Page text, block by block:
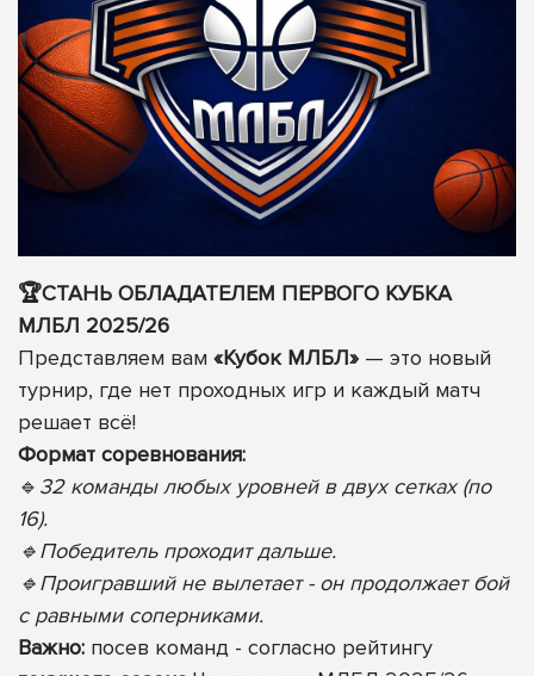
🏆СТАНЬ ОБЛАДАТЕЛЕМ ПЕРВОГО КУБКА
МЛБЛ 2025/26
Представляем вам «Кубок МЛБЛ» — это новый
турнир, где нет проходных игр и каждый матч
решает всё!
Формат соревнования:
🔹 32 команды любых уровней в двух сетках (по
16).
🔹Победитель проходит дальше.
🔹Проигравший не вылетает - он продолжает бой
с равными соперниками.
Важно: посев команд - согласно рейтингу